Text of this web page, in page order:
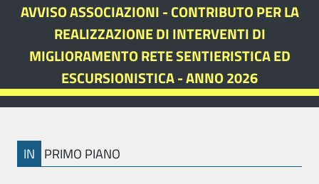
AVVISO ASSOCIAZIONI - CONTRIBUTO PER LA
REALIZZAZIONE DI INTERVENTI DI
MIGLIORAMENTO RETE SENTIERISTICA ED
ESCURSIONISTICA - ANNO 2026
IN PRIMO PIANO